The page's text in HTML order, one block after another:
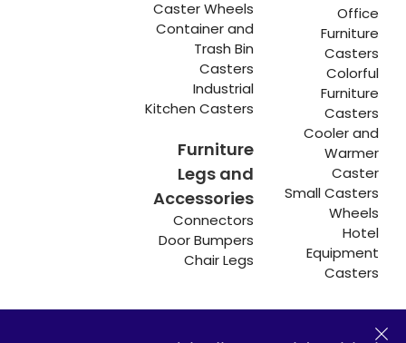
Office
Furniture
Casters
Colorful
Furniture
Casters
Cooler and
Warmer
Caster
Small Casters
Wheels
Hotel
Equipment
Casters
Caster Wheels
Container and
Trash Bin
Casters
Industrial
Kitchen Casters
Furniture
Legs and
Accessories
Connectors
Door Bumpers
Chair Legs